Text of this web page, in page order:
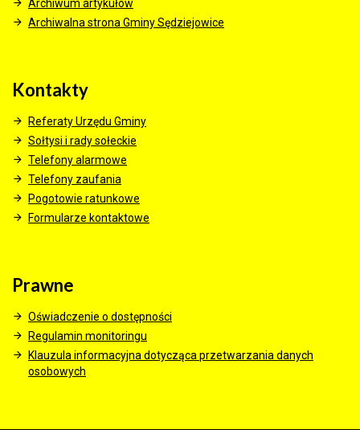
Archiwum artykułów
Archiwalna strona Gminy Sędziejowice
Kontakty
Referaty Urzędu Gminy
Sołtysi i rady sołeckie
Telefony alarmowe
Telefony zaufania
Pogotowie ratunkowe
Formularze kontaktowe
Prawne
Oświadczenie o dostępności
Regulamin monitoringu
Klauzula informacyjna dotycząca przetwarzania danych
osobowych